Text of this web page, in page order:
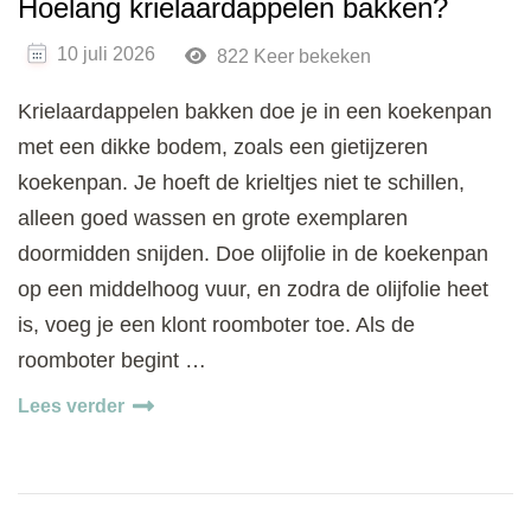
Hoelang krielaardappelen bakken?
10 juli 2026 822 Keer bekeken
Krielaardappelen bakken doe je in een koekenpan
met een dikke bodem, zoals een gietijzeren
koekenpan. Je hoeft de krieltjes niet te schillen,
alleen goed wassen en grote exemplaren
doormidden snijden. Doe olijfolie in de koekenpan
op een middelhoog vuur, en zodra de olijfolie heet
is, voeg je een klont roomboter toe. Als de
roomboter begint …
Lees verder